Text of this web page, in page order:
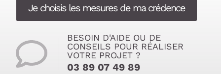
Je choisis les mesures de ma crédence
BESOIN D'AIDE OU DE
CONSEILS POUR RÉALISER
VOTRE PROJET ?
03 89 07 49 89